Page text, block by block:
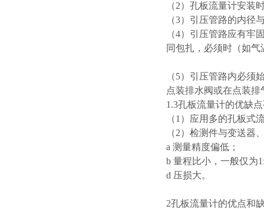
（2）孔板流量计安
（3）引压管路的内径
（4）引压管路应有牢
同包扎，必须时（如
（5）引压管路内必须
点装排水阀或在点装
1.3孔板流量计的优缺
（1）应用多的孔板式
（2）检测件与变送
a 测量精度偏低；
b 量程比小，一般仅为
d 压损大。
2孔板流量计的优点和